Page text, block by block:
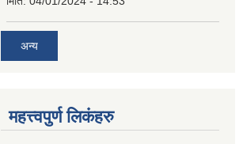
अन्य
महत्त्वपुर्ण लिकंहरु